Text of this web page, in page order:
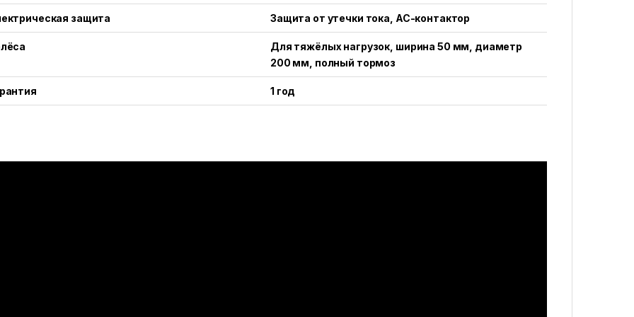
защита Защита от утечки тока, AC-контактор
Для тяжёлых нагрузок, ширина 50 мм, диаметр
200 мм, полный тормоз
1 год